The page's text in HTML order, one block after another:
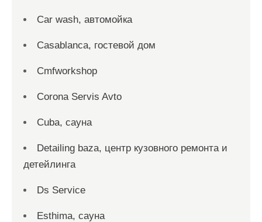
Car wash, автомойка
Casablanca, гостевой дом
Cmfworkshop
Corona Servis Avto
Cuba, сауна
Detailing baza, центр кузовного ремонта и
детейлинга
Ds Service
Esthima, сауна